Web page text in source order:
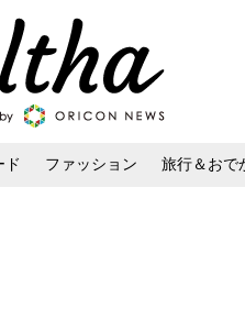
ド ファッション 旅行＆おで